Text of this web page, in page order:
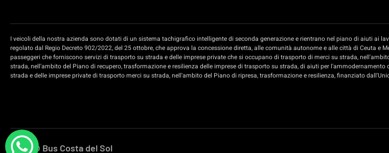
I veicoli della nostra azienda sono dotati di un sistema tachigrafico intelligente di seconda generazione e rientrano nel piano di aiuti ai
regolato dal Regio Decreto 902/2022, del 25 ottobre, che approva la concessione diretta, alle comunità autonome e alle città di Ceuta e
passeggeri che forniscono servizi di trasporto su strada e delle imprese private che si occupano di trasporto di merci su strada,
strada, nell'ambito del Piano di recupero, trasformazione e resilienza delle imprese di trasporto su strada, di aiuti per
strada e delle imprese private di trasporto merci su strada, nell'ambito del Piano di ripresa, trasformazione e resilienza, finanziato
2026 © Bus Costa del Sol